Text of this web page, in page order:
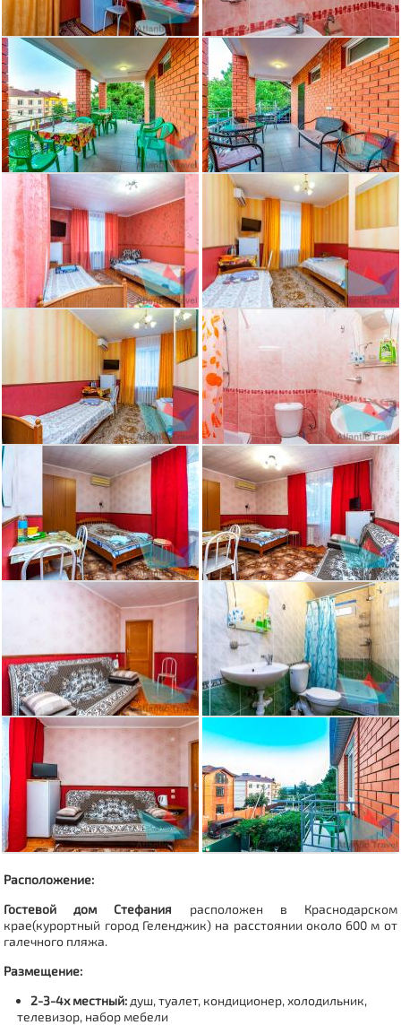
Расположение:
Гостевой дом Стефания расположен в Краснодарском
крае(курортный город Геленджик) на расстоянии около 600 м от
галечного пляжа.
Размещение:
2-3-4х местный: душ, туалет, кондиционер, холодильник,
телевизор, набор мебели